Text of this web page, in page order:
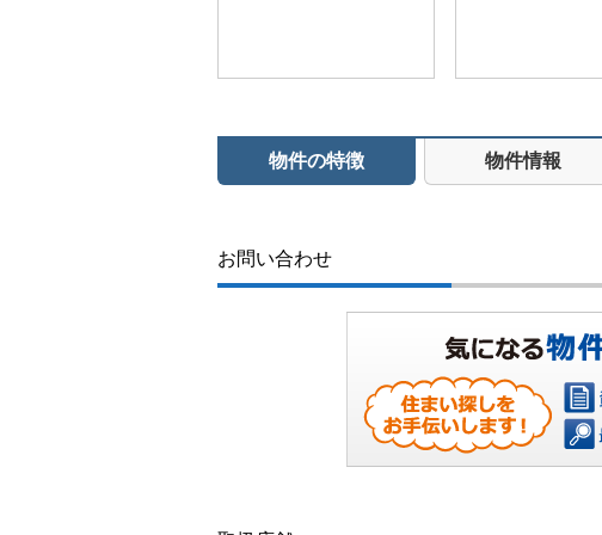
物件の特徴 物件情報
お問い合わせ